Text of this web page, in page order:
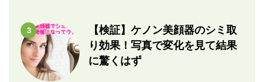
3
【検証】ケノン美顔器のシミ取
り効果！写真で変化を見て結果
に驚くはず